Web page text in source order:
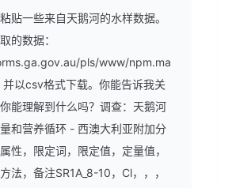
贴一些来自天鹅河的水样数据。
的数据：
pls/www/npm.ma
以csv格式下载。你能告诉我关
能理解到什么吗？调查：天鹅河
和营养循环 - 西澳大利亚附加分
性，限定词，限定值，定量值，
法，备注SR1A_8-10，Cl，，，